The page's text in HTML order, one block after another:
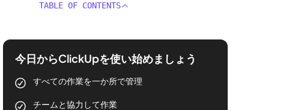
TABLE OF CONTENTS
今日からClickUpを使い始めましょう
すべての作業を一か所で管理
チームと協力して作業